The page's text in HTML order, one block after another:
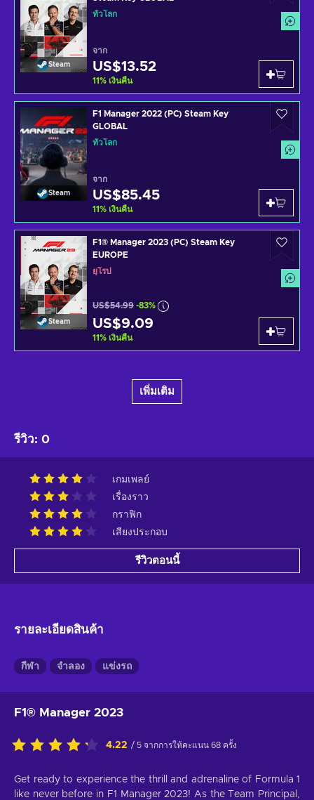
Steam
ทั่วโลก
จาก
US$13.52
11% เงินคืน
Steam
F1 Manager 2022 (PC) Steam Key
GLOBAL
ทั่วโลก
จาก
US$85.45
11% เงินคืน
Steam
F1® Manager 2023 (PC) Steam Key
EUROPE
ยุโรป
US$54.99 -83%
US$9.09
11% เงินคืน
เพิ่มเติม
รีวิว: 0
เกมเพลย์
เรื่องราว
กราฟิก
เสียงประกอบ
รีวิวตอนนี้
รายละเอียดสินค้า
กีฬา จำลอง แข่งรถ
F1® Manager 2023
4.22 / 5 จากการให้คะแนน 68 ครั้ง
Get ready to experience the thrill and adrenaline of Formula 1
like never before in F1 Manager 2023! As the Team Principal,